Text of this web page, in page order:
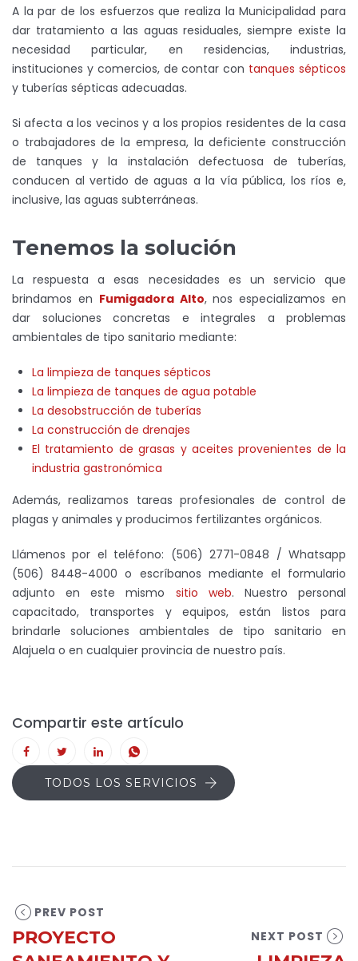
A la par de los esfuerzos que realiza la Municipalidad para
dar tratamiento a las aguas residuales, siempre existe la
necesidad particular, en residencias, industrias,
instituciones y comercios, de contar con tanques sépticos
y tuberías sépticas adecuadas.
Si afecta a los vecinos y a los propios residentes de la casa
o trabajadores de la empresa, la deficiente construcción
de tanques y la instalación defectuosa de tuberías,
conducen al vertido de aguas a la vía pública, los ríos e,
inclusive, las aguas subterráneas.
Tenemos la solución
La respuesta a esas necesidades es un servicio que
brindamos en Fumigadora Alto, nos especializamos en
dar soluciones concretas e integrales a problemas
ambientales de tipo sanitario mediante:
La limpieza de tanques sépticos
La limpieza de tanques de agua potable
La desobstrucción de tuberías
La construcción de drenajes
El tratamiento de grasas y aceites provenientes de la
industria gastronómica
Además, realizamos tareas profesionales de control de
plagas y animales y producimos fertilizantes orgánicos.
Llámenos por el teléfono: (506) 2771-0848 / Whatsapp
(506) 8448-4000 o escríbanos mediante el formulario
adjunto en este mismo sitio web. Nuestro personal
capacitado, transportes y equipos, están listos para
brindarle soluciones ambientales de tipo sanitario en
Alajuela o en cualquier provincia de nuestro país.
Compartir este artículo
TODOS LOS SERVICIOS
PREV POST
PROYECTO
NEXT POST